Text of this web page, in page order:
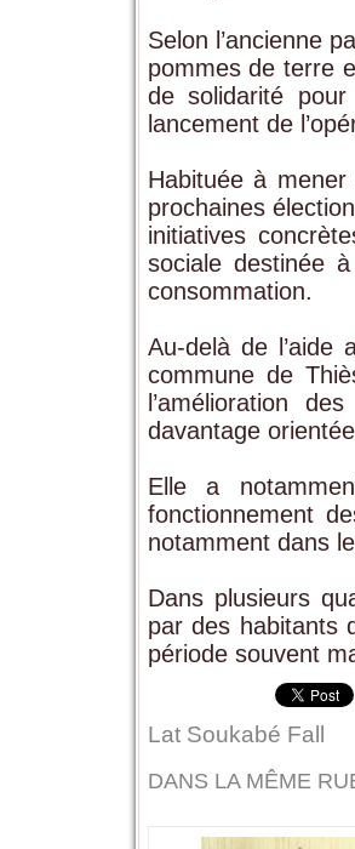
Selon l’ancienne
pommes de terre
de solidarité
lancement de
Habituée à
prochaines
initiatives
sociale destinée
consommation.
Au-delà de l’aide
commune de
l’amélioration
davantage
Elle a
fonctionnement
notamment dans
Dans plusieurs
par des habitants
période souvent
Lat Soukabé Fall
DANS LA MÊME